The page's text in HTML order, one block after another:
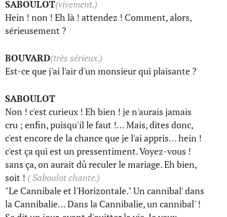
SABOULOT(vivement.)
Hein ! non ! Eh là ! attendez ! Comment, alors,
sérieusement ?
BOUVARD(très sérieux.)
Est-ce que j'ai l'air d'un monsieur qui plaisante ?
SABOULOT
Non ! c'est curieux ! Eh bien ! je n'aurais jamais
cru ; enfin, puisqu'il le faut !… Mais, dites donc,
c'est encore de la chance que je l'ai appris… hein !
c'est ça qui est un pressentiment. Voyez-vous !
sans ça, on aurait dû reculer le mariage. Eh bien,
soit ! ( Saboulot chante.)
"Le Cannibale et l'Horizontale." Un cannibal' dans
la Cannibalie… Dans la Cannibalie, un cannibal' !